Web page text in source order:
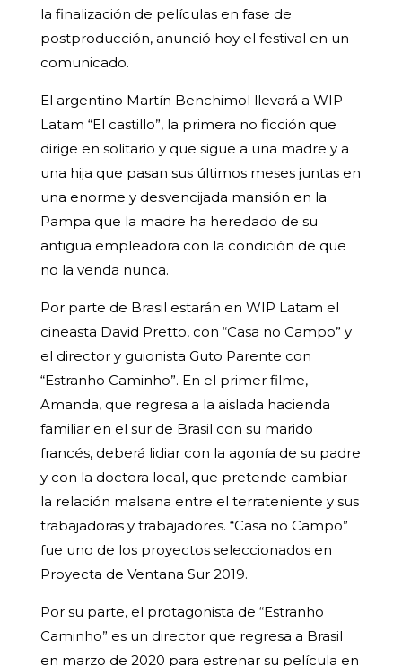
la finalización de películas en fase de
postproducción, anunció hoy el festival en un
comunicado.
El argentino Martín Benchimol llevará a WIP
Latam “El castillo”, la primera no ficción que
dirige en solitario y que sigue a una madre y a
una hija que pasan sus últimos meses juntas en
una enorme y desvencijada mansión en la
Pampa que la madre ha heredado de su
antigua empleadora con la condición de que
no la venda nunca.
Por parte de Brasil estarán en WIP Latam el
cineasta David Pretto, con “Casa no Campo” y
el director y guionista Guto Parente con
“Estranho Caminho”. En el primer filme,
Amanda, que regresa a la aislada hacienda
familiar en el sur de Brasil con su marido
francés, deberá lidiar con la agonía de su padre
y con la doctora local, que pretende cambiar
la relación malsana entre el terrateniente y sus
trabajadoras y trabajadores. “Casa no Campo”
fue uno de los proyectos seleccionados en
Proyecta de Ventana Sur 2019.
Por su parte, el protagonista de “Estranho
Caminho” es un director que regresa a Brasil
en marzo de 2020 para estrenar su película en